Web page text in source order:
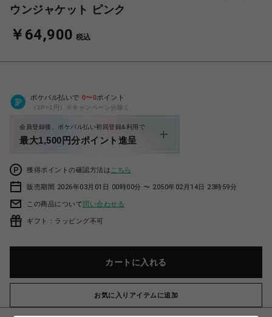
ウンジャケット ピンク
￥64,900 税込
ポケパル払いで 0〜0ポイント
（1P=1円）※キャンペーン分除く
会員登録後、ポケパル払い初回登録&利用で
最大1,500円分ポイント進呈
獲得ポイントの確認方法は こちら
販売期間 2026年03月01日 00時00分 〜 2050年02月14日 23時59分
この商品について問い合わせる
ギフト：ラッピング不可
カートに入れる
お気に入りアイテムに追加